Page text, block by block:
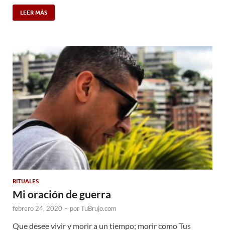
LEER MÁS
RITUALES
Mi oración de guerra
febrero 24, 2020 - porTuBrujo.com
Que desee vivir y morir a un tiempo; morir como Tus